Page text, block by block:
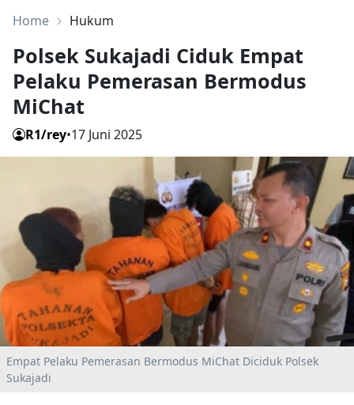
Home Hukum
Polsek Sukajadi Ciduk Empat
Pelaku Pemerasan Bermodus
MiChat
R1/rey•17 Juni 2025
Empat Pelaku Pemerasan Bermodus MiChat Diciduk Polsek
Sukajadi